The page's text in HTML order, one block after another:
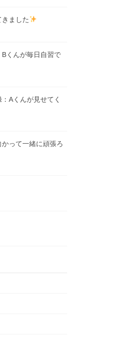
ました
くんが毎日自習で
Aくんが見せてく
って一緒に頑張ろ